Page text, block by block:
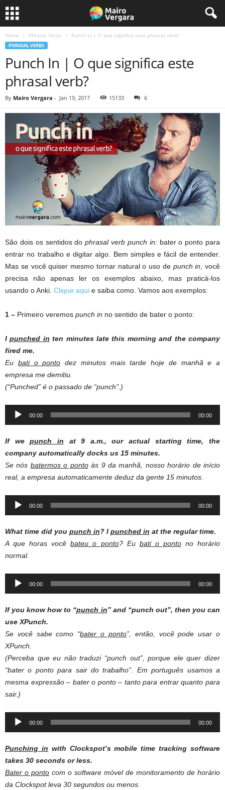
Home Phrasal Verbs Punch In | O que significa este phrasal verb?
PHRASAL VERBS
Punch In | O que significa este
phrasal verb?
By Mairo Vergara - Jan 19, 2017 15133 6
São dois os sentidos dophrasal verb punch in:bater o ponto para
entrar no trabalho e digitar algo. Bem simples e fácil de entender.
Mas se você quiser mesmo tornar natural o uso de punch in , você
precisa não apenas ler os exemplos abaixo, mas praticá-los
usando o Anki. Clique aqui e saiba como. Vamos aos exemplos:
1 – Primeiro veremos punch in no sentido de bater o ponto:
Ipunched in ten minutes late this morning and the company
fired me.
Eu bati o ponto dez minutos mais tarde hoje de manhã e a
empresa me demitiu.
(“Punched” é o passado de “punch”.)
Audio
00:00 00:00
If wepunch in at 9 a.m., our actual starting time, the
company automatically docks us 15 minutes.
Se nós batermos o pontoàs 9 da manhã, nosso horário de início
real, a empresa automaticamente deduz da gente 15 minutos.
Audio
00:00 00:00
What time did you punch in? I punched in at the regular time.
A que horas vocêbateu o ponto? Eu bati o pontono horário
normal.
Audio
00:00 00:00
If you know how to “punch in” and “punch out”, then you can
use XPunch.
Se você sabe como “bater o ponto”, então, você pode usar o
XPunch.
(Perceba que eu não traduzi “punch out”, porque ele quer dizer
“bater o ponto para sair do trabalho”. Em português usamos a
mesma expressão – bater o ponto – tanto para entrar quanto para
sair.)
Audio
00:00 00:00
Punching in with Clockspot’s mobile time tracking software
takes 30 seconds or less.
Bater o ponto com o software móvel de monitoramento de horário
da Clockspot leva 30 segundos ou menos.